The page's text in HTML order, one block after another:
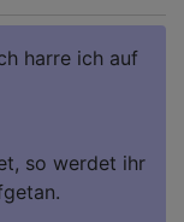
harre ich auf
so werdet ihr